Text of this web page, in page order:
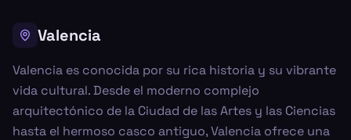
Valencia
Valencia es conocida por su rica historia y su vibrante
vida cultural. Desde el moderno complejo
arquitectónico de la Ciudad de las Artes y las Ciencias
hasta el hermoso casco antiguo, Valencia ofrece una